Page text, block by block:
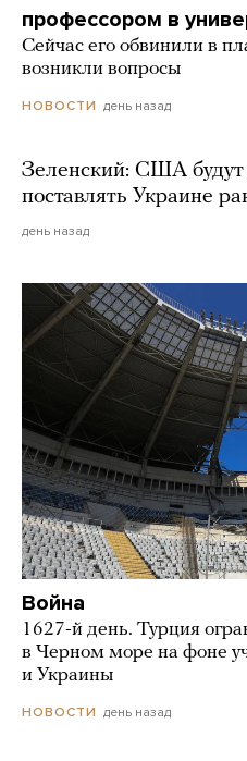
профессором в
Сейчас его обвинили в
возникли вопросы
НОВОСТИ день назад
Зеленский: США
поставлять Украине
день назад
Война
1627-й день. Турция
в Черном море на фоне
и Украины
НОВОСТИ день назад